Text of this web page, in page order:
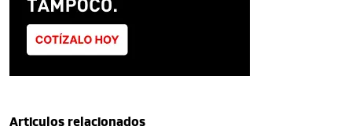
Articulos relacionados